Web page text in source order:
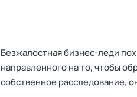
Безжалостная бизнес-леди
направленного на то, чтобы
собственное расследование,